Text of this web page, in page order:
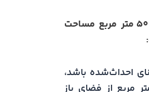
✅ملک با حداقل ۵۰۰ متر مربع مساحت
:
احداث‌شده باشد،
در هر ۱۶ متر مربع از فضای باز